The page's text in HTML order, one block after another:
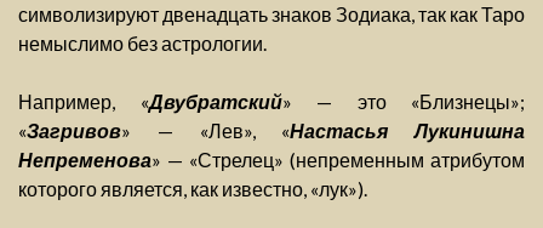
символизируют двенадцать знаков Зодиака, так как Таро
немыслимо без астрологии.
Например, «Двубратский» — это «Близнецы»;
«Загривов» — «Лев», «Настасья Лукинишна
Непременова» — «Стрелец» (непременным атрибутом
которого является, как известно, «лук»).